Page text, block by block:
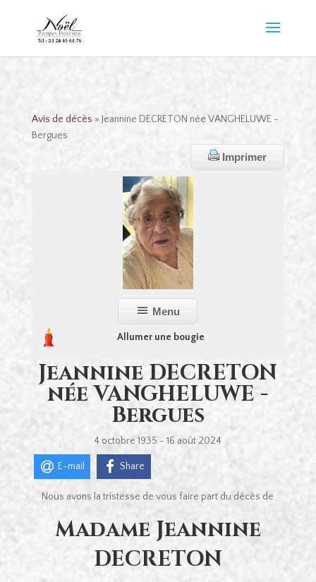
Avis de décès » Jeannine DECRETON née VANGHELUWE -
Bergues
Imprimer
Menu
Allumer une bougie
Jeannine DECRETON
née VANGHELUWE -
Bergues
4 octobre 1935 - 16 août 2024
E-mail Share
Nous avons la tristesse de vous faire part du décès de
Madame Jeannine
DECRETON